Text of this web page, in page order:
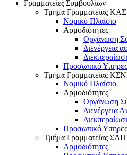
Γραμματείες Συμβουλίων
Τμήμα Γραμματείας
Νομικό Πλαίσιο
Αρμοδιότητες
Οργάνωση
Διενέργεια
Προσωπικό
Τμήμα Γραμματείας
Νομικό Πλαίσιο
Αρμοδιότητες
Οργάνωση
Διενέργεια
Προσωπικό
Τμήμα Γραμματείας
Αρμοδιότητες